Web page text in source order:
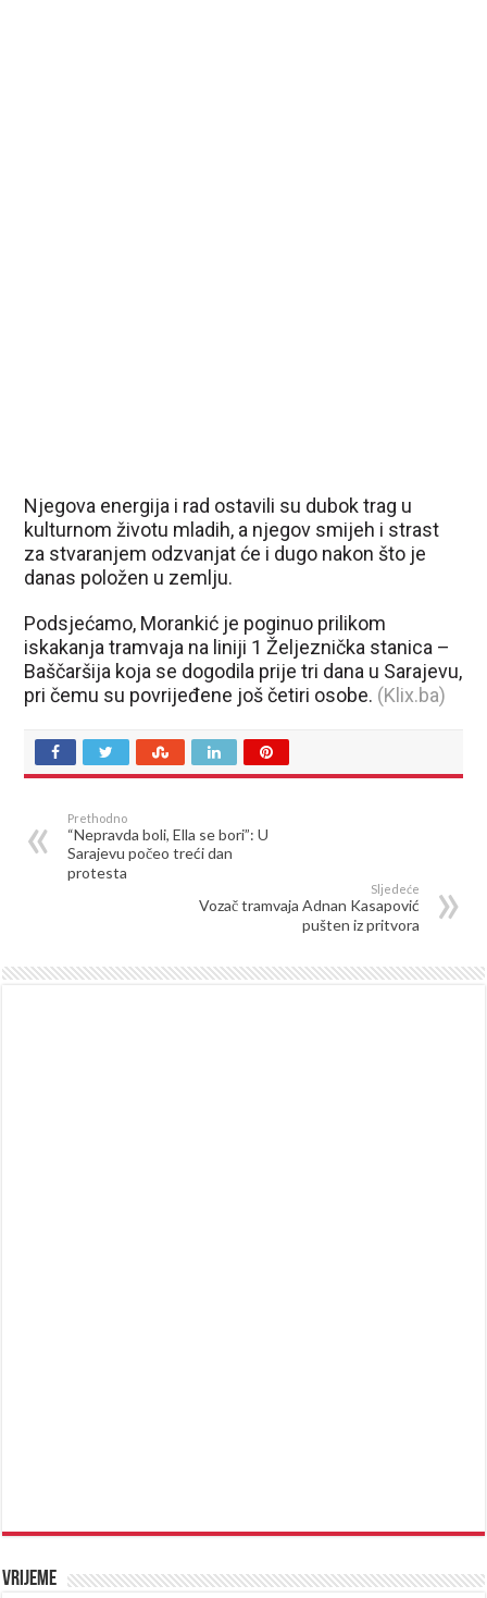
Njegova energija i rad ostavili su dubok trag u
kulturnom životu mladih, a njegov smijeh i strast
za stvaranjem odzvanjat će i dugo nakon što je
danas položen u zemlju.
Podsjećamo, Morankić je poginuo prilikom
iskakanja tramvaja na liniji 1 Željeznička stanica –
Baščaršija koja se dogodila prije tri dana u Sarajevu,
pri čemu su povrijeđene još četiri osobe. (Klix.ba)
Prethodno
“Nepravda boli, Ella se bori”: U
Sarajevu počeo treći dan
protesta
Sljedeće
Vozač tramvaja Adnan Kasapović
pušten iz pritvora
Vrijeme